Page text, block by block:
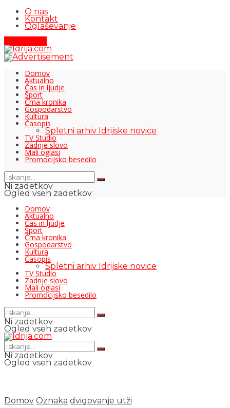
O nas
Kontakt
Oglaševanje
Domov
Aktualno
Čas in ljudje
Šport
Črna kronika
Gospodarstvo
Kultura
Časopis
Spletni arhiv Idrijske novice
TV Studio
Zadnje slovo
Mali oglasi
Promocijsko besedilo
Ni zadetkov
Ogled vseh zadetkov
Domov
Aktualno
Čas in ljudje
Šport
Črna kronika
Gospodarstvo
Kultura
Časopis
Spletni arhiv Idrijske novice
TV Studio
Zadnje slovo
Mali oglasi
Promocijsko besedilo
Ni zadetkov
Ogled vseh zadetkov
Ni zadetkov
Ogled vseh zadetkov
Domov Oznaka dvigovanje utži